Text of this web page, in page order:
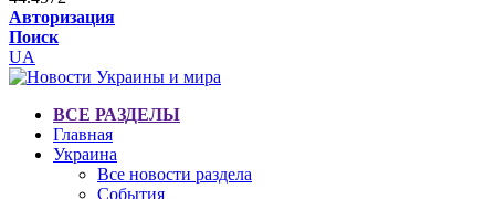
Авторизация
Поиск
UA
ВСЕ РАЗДЕЛЫ
Главная
Украина
Все новости раздела
События